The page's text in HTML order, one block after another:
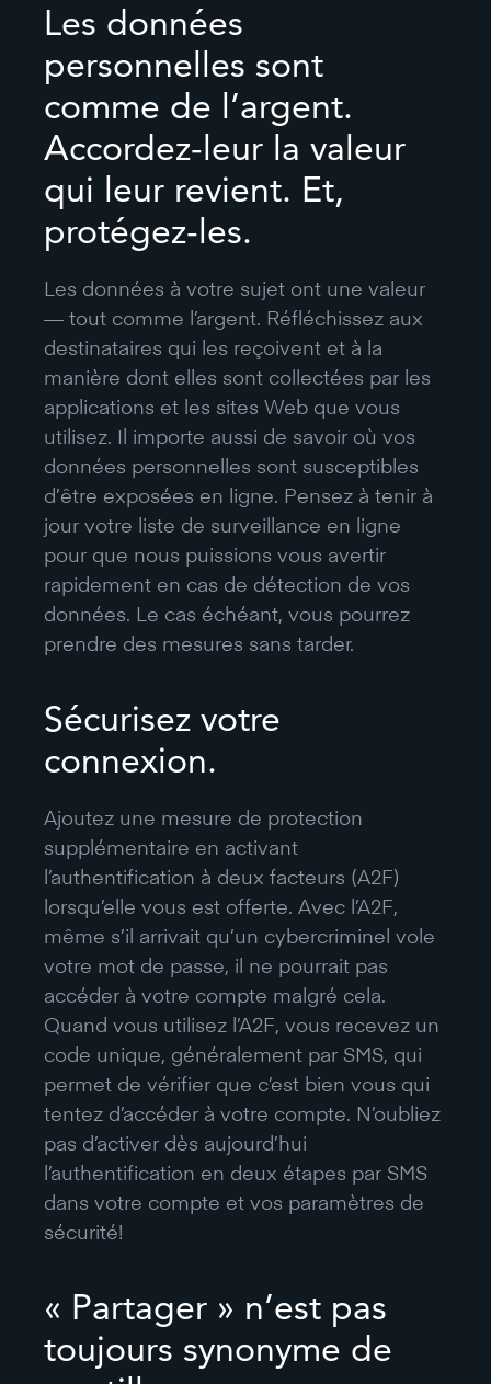
Les données
personnelles sont
comme de l’argent.
Accordez-leur la valeur
qui leur revient. Et,
protégez-les.
Les données à votre sujet ont une valeur
— tout comme l’argent. Réfléchissez aux
destinataires qui les reçoivent et à la
manière dont elles sont collectées par les
applications et les sites Web que vous
utilisez. Il importe aussi de savoir où vos
données personnelles sont susceptibles
d’être exposées en ligne. Pensez à tenir à
jour votre liste de surveillance en ligne
pour que nous puissions vous avertir
rapidement en cas de détection de vos
données. Le cas échéant, vous pourrez
prendre des mesures sans tarder.
Sécurisez votre
connexion.
Ajoutez une mesure de protection
supplémentaire en activant
l’authentification à deux facteurs (A2F)
lorsqu’elle vous est offerte. Avec l’A2F,
même s’il arrivait qu’un cybercriminel vole
votre mot de passe, il ne pourrait pas
accéder à votre compte malgré cela.
Quand vous utilisez l’A2F, vous recevez un
code unique, généralement par SMS, qui
permet de vérifier que c’est bien vous qui
tentez d’accéder à votre compte. N’oubliez
pas d’activer dès aujourd’hui
l’authentification en deux étapes par SMS
dans votre compte et vos paramètres de
sécurité!
« Partager » n’est pas
toujours synonyme de